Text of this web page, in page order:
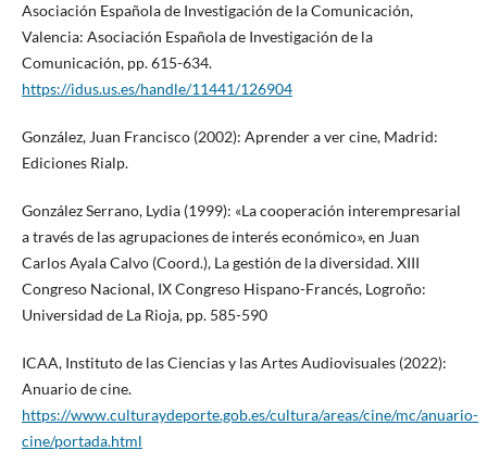
Asociación Española de Investigación de la Comunicación,
Valencia: Asociación Española de Investigación de la
Comunicación, pp. 615-634.
https://idus.us.es/handle/11441/126904
González, Juan Francisco (2002): Aprender a ver cine, Madrid:
Ediciones Rialp.
González Serrano, Lydia (1999): «La cooperación interempresarial
a través de las agrupaciones de interés económico», en Juan
Carlos Ayala Calvo (Coord.), La gestión de la diversidad. XIII
Congreso Nacional, IX Congreso Hispano-Francés, Logroño:
Universidad de La Rioja, pp. 585-590
ICAA, Instituto de las Ciencias y las Artes Audiovisuales (2022):
Anuario de cine.
https://www.culturaydeporte.gob.es/cultura/areas/cine/mc/anuario-
cine/portada.html